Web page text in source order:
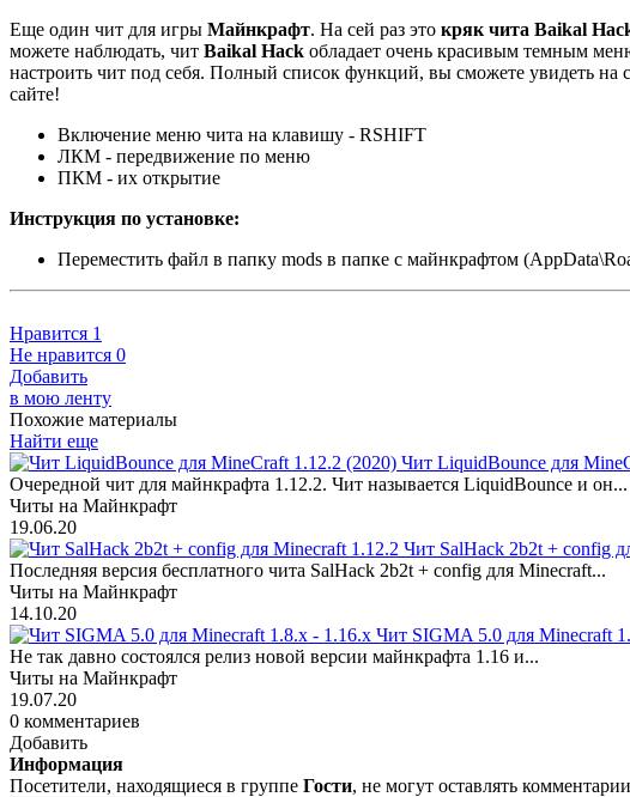
Еще один чит для игры Майнкрафт. На сей раз это кряк чита Baikal
можете наблюдать, чит Baikal Hack обладает очень красивым темным
настроить чит под себя. Полный список функций, вы сможете увидеть на
сайте!
Включение меню чита на клавишу - RSHIFT
ЛКМ - передвижение по меню
ПКМ - их открытие
Инструкция по установке:
Переместить файл в папку mods в папке с майнкрафтом
Нравится 1
Не нравится 0
Добавить
в мою ленту
Похожие материалы
Найти еще
Чит LiquidBounce для
Очередной чит для майнкрафта 1.12.2. Чит называется LiquidBounce и он...
Читы на Майнкрафт
19.06.20
Чит SalHack 2b2t + config
Последняя версия бесплатного чита SalHack 2b2t + config для Minecraft...
Читы на Майнкрафт
14.10.20
Чит SIGMA 5.0 для Minecraft
Не так давно состоялся релиз новой версии майнкрафта 1.16 и...
Читы на Майнкрафт
19.07.20
0 комментариев
Добавить
Информация
Посетители, находящиеся в группе Гости, не могут оставлять